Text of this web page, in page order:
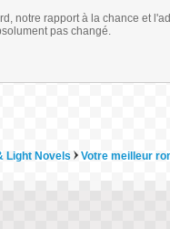
notre rapport à la chance et
pas changé.
Light Novels Votre meilleur